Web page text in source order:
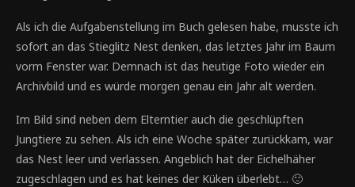
Als ich die Aufgabenstellung im Buch gelesen habe, musste ich
sofort an das Stieglitz Nest denken, das letztes Jahr im Baum
vorm Fenster war. Demnach ist das heutige Foto wieder ein
Archivbild und es würde morgen genau ein Jahr alt werden.
Im Bild sind neben dem Elterntier auch die geschlüpften
Jungtiere zu sehen. Als ich eine Woche später zurückkam, war
das Nest leer und verlassen. Angeblich hat der Eichelhäher
zugeschlagen und es hat keines der Küken überlebt… 🙁